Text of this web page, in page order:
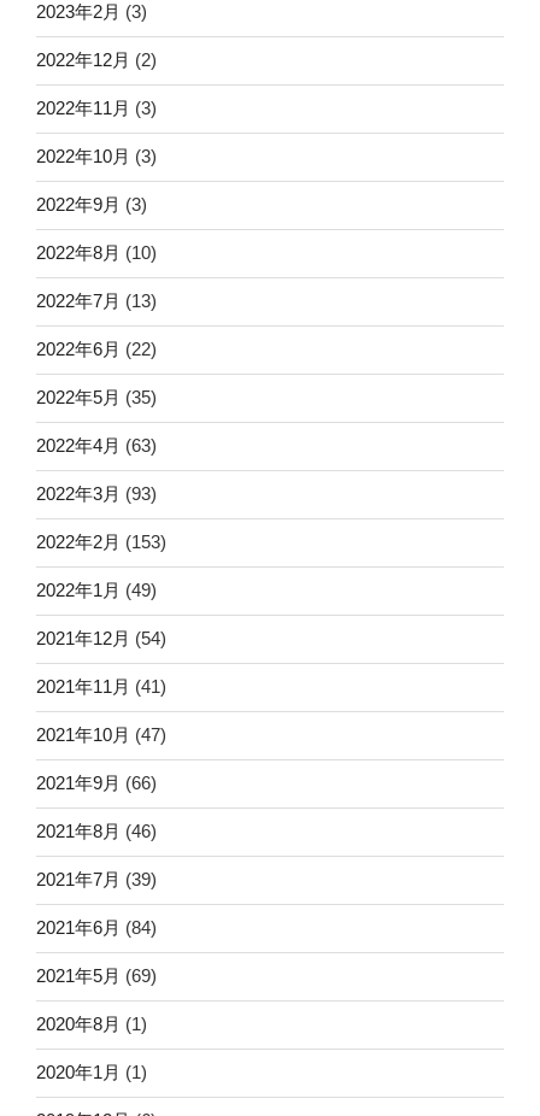
2023年2月 (3)
2022年12月 (2)
2022年11月 (3)
2022年10月 (3)
2022年9月 (3)
2022年8月 (10)
2022年7月 (13)
2022年6月 (22)
2022年5月 (35)
2022年4月 (63)
2022年3月 (93)
2022年2月 (153)
2022年1月 (49)
2021年12月 (54)
2021年11月 (41)
2021年10月 (47)
2021年9月 (66)
2021年8月 (46)
2021年7月 (39)
2021年6月 (84)
2021年5月 (69)
2020年8月 (1)
2020年1月 (1)